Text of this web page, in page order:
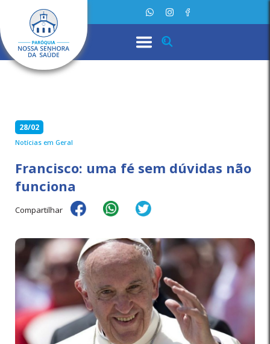
28/02
Notícias em Geral
Francisco: uma fé sem dúvidas não
funciona
Compartilhar